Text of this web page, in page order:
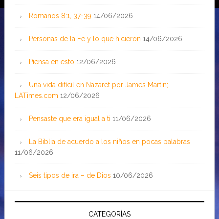
Romanos 8:1, 37-39 14/06/2026
Personas de la Fe y lo que hicieron 14/06/2026
Piensa en esto 12/06/2026
Una vida difícil en Nazaret por James Martin;
LATimes.com 12/06/2026
Pensaste que era igual a ti 11/06/2026
La Biblia de acuerdo a los niños en pocas palabras
11/06/2026
Seis tipos de ira – de Dios 10/06/2026
CATEGORÍAS